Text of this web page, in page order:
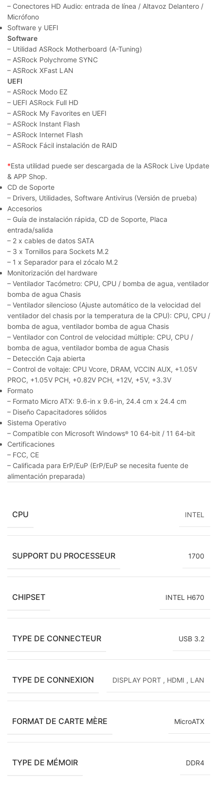
– Conectores HD Audio: entrada de línea / Altavoz Delantero /
Micrófono
Software y UEFI
Software
– Utilidad ASRock Motherboard (A-Tuning)
– ASRock Polychrome SYNC
– ASRock XFast LAN
UEFI
– ASRock Modo EZ
– UEFI ASRock Full HD
– ASRock My Favorites en UEFI
– ASRock Instant Flash
– ASRock Internet Flash
– ASRock Fácil instalación de RAID
*Esta utilidad puede ser descargada de la ASRock Live Update
& APP Shop.
CD de Soporte
– Drivers, Utilidades, Software Antivirus (Versión de prueba)
Accesorios
– Guía de instalación rápida, CD de Soporte, Placa
entrada/salida
– 2 x cables de datos SATA
– 3 x Tornillos para Sockets M.2
– 1 x Separador para el zócalo M.2
Monitorización del hardware
– Ventilador Tacómetro: CPU, CPU / bomba de agua, ventilador
bomba de agua Chasis
– Ventilador silencioso (Ajuste automático de la velocidad del
ventilador del chasis por la temperatura de la CPU): CPU, CPU /
bomba de agua, ventilador bomba de agua Chasis
– Ventilador con Control de velocidad múltiple: CPU, CPU /
bomba de agua, ventilador bomba de agua Chasis
– Detección Caja abierta
– Control de voltaje: CPU Vcore, DRAM, VCCIN AUX, +1.05V
PROC, +1.05V PCH, +0.82V PCH, +12V, +5V, +3.3V
Formato
– Formato Micro ATX: 9.6-in x 9.6-in, 24.4 cm x 24.4 cm
– Diseño Capacitadores sólidos
Sistema Operativo
– Compatible con Microsoft Windows® 10 64-bit / 11 64-bit
Certificaciones
– FCC, CE
– Calificada para ErP/EuP (ErP/EuP se necesita fuente de
alimentación preparada)
CPU INTEL
SUPPORT DU PROCESSEUR 1700
CHIPSET INTEL H670
TYPE DE CONNECTEUR USB 3.2
TYPE DE CONNEXION DISPLAY PORT , HDMI , LAN
FORMAT DE CARTE MÈRE MicroATX
TYPE DE MÉMOIR DDR4